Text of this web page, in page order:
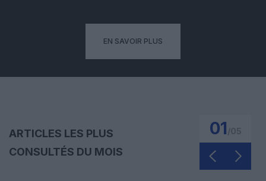
EN SAVOIR PLUS
ARTICLES LES PLUS
CONSULTÉS DU MOIS
01